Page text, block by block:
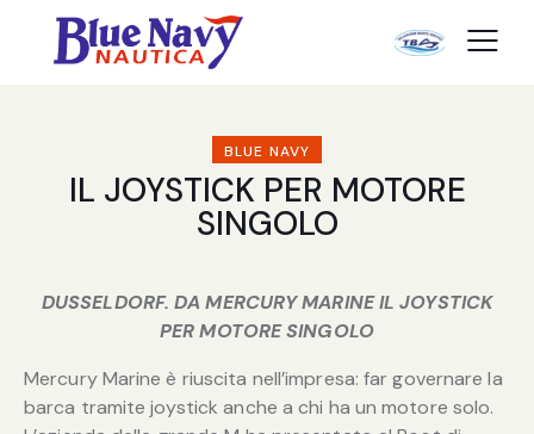
BLUE NAVY
IL JOYSTICK PER MOTORE
SINGOLO
DUSSELDORF. DA MERCURY MARINE IL JOYSTICK
PER MOTORE SINGOLO
Mercury Marine è riuscita nell’impresa: far governare la
barca tramite joystick anche a chi ha un motore solo.